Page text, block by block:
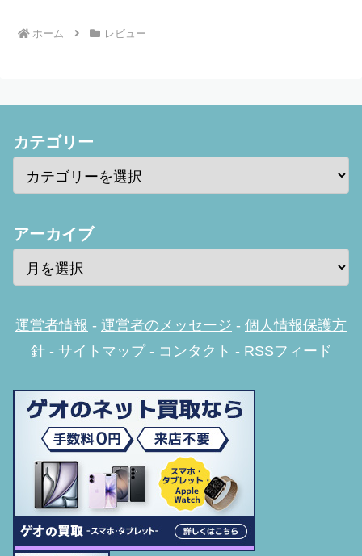
ホーム レビュー
カテゴリー
アーカイブ
運営者情報 - 運営者のメッセージ - 個人情報保護方
針- サイトマップ- コンタクト - RSSフィード